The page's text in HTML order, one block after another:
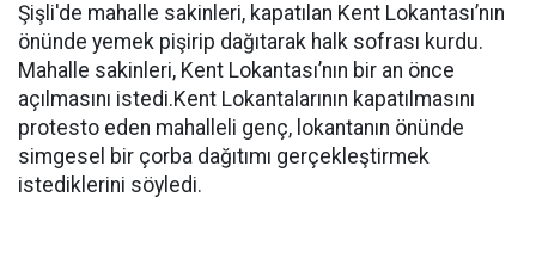
Şişli'de mahalle sakinleri, kapatılan Kent Lokantası’nın
önünde yemek pişirip dağıtarak halk sofrası kurdu.
Mahalle sakinleri, Kent Lokantası’nın bir an önce
açılmasını istedi.Kent Lokantalarının kapatılmasını
protesto eden mahalleli genç, lokantanın önünde
simgesel bir çorba dağıtımı gerçekleştirmek
istediklerini söyledi.